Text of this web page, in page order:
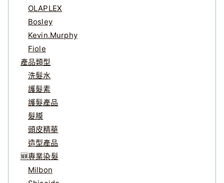
OLAPLEX
Bosley
Kevin.Murphy
Fiole
產品類型
洗髮水
護髮素
護髮產品
髮膜
頭皮精華
造型產品
🆕專業染髮
Milbon